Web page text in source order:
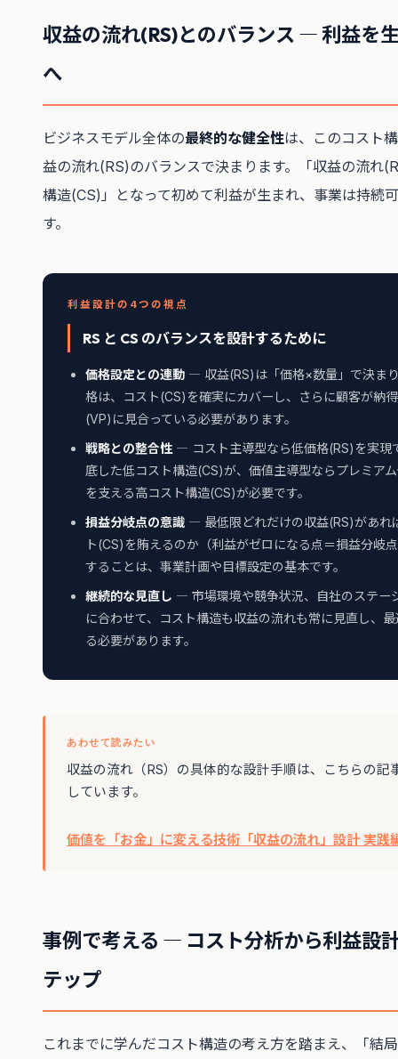
収益の流れ(RS)とのバランス ― 利益を
へ
ビジネスモデル全体の最終的な健全性は、このコスト
益の流れ(RS)のバランスで決まります。「収益の流れ
構造(CS)」となって初めて利益が生まれ、事業は持続
す。
利益設計の4つの視点
RS と CS のバランスを設計するために
価格設定との連動 ― 収益(RS)は「価格×数量」で決ま
格は、コスト(CS)を確実にカバーし、さらに顧客が納
(VP)に見合っている必要があります。
戦略との整合性 ― コスト主導型なら低価格(RS)を実現
底した低コスト構造(CS)が、価値主導型ならプレミア
を支える高コスト構造(CS)が必要です。
損益分岐点の意識 ― 最低限どれだけの収益(RS)があれ
ト(CS)を賄えるのか（利益がゼロになる点＝損益分岐
することは、事業計画や目標設定の基本です。
継続的な見直し ― 市場環境や競争状況、自社のステー
に合わせて、コスト構造も収益の流れも常に見直し、
る必要があります。
あわせて読みたい
収益の流れ（RS）の具体的な設計手順は、こちらの記
しています。
価値を「お金」に変える技術「収益の流れ」設計 実
事例で考える ― コスト分析から利益設
テップ
これまでに学んだコスト構造の考え方を踏まえ、「結